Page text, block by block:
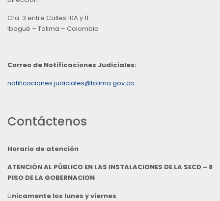
Cra. 3 entre Calles 10A y 11
Ibagué – Tolima – Colombia
Correo de Notificaciones Judiciales:
notificaciones.judiciales@tolima.gov.co
Contáctenos
Horario de atención
ATENCIÓN AL PÚBLICO EN LAS INSTALACIONES DE LA SECD – 8
PISO DE LA GOBERNACION
Únicamente los lunes y viernes